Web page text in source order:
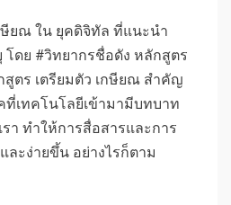
ษียณ ใน ยุคดิจิทัล ที่แนะนำ
โดย #วิทยากรชื่อดัง หลักสูตร
สูตร เตรียมตัว เกษียณ สำคัญ
ที่เทคโนโลยีเข้ามามีบทบาท
า ทำให้การสื่อสารและการ
ละง่ายขึ้น อย่างไรก็ตาม